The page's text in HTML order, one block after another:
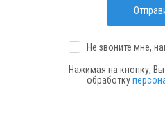
Не звоните мне,
Нажимая на кнопку,
обработку